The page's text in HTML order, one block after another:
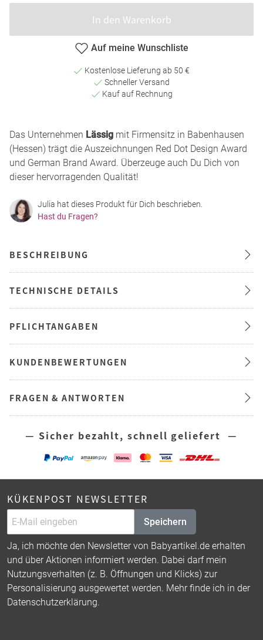
In den Warenkorb
Auf meine Wunschliste
Kostenlose Lieferung ab 50 €
Schneller Versand
Kauf auf Rechnung
Das Unternehmen Lässig mit Firmensitz in Babenhausen
(Hessen) trägt die Auszeichnungen Red Dot Design Award
und German Brand Award. Überzeuge auch Du Dich von
dieser hervorragenden Qualität!
Julia hat dieses Produkt für Dich beschrieben.
Hast du Fragen?
BESCHREIBUNG
TECHNISCHE DETAILS
PFLICHTANGABEN
KUNDENBEWERTUNGEN
FRAGEN & ANTWORTEN
— Sicher bezahlt, schnell geliefert —
KÜKENPOST NEWSLETTER
Speichern
Ja, ich möchte den Newsletter von Babyartikel.de erhalten
und über Aktionen informiert werden. Dabei darf mein
Nutzungsverhalten (z. B. Öffnungen und Klicks) zur
Personalisierung ausgewertet werden. Mehr finde ich in der
Datenschutzerklärung.